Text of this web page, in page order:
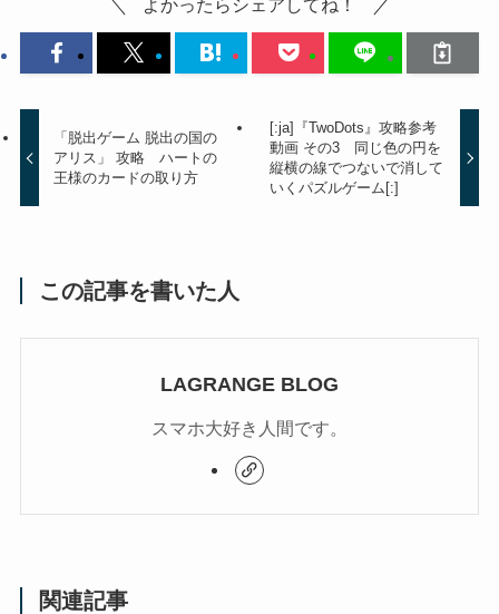
よかったらシェアしてね！
「脱出ゲーム 脱出の国の
アリス」 攻略 ハートの
王様のカードの取り方
[:ja]『TwoDots』攻略参考
動画 その3 同じ色の円を
縦横の線でつないで消して
いくパズルゲーム[:]
この記事を書いた人
LAGRANGE BLOG
スマホ大好き人間です。
関連記事